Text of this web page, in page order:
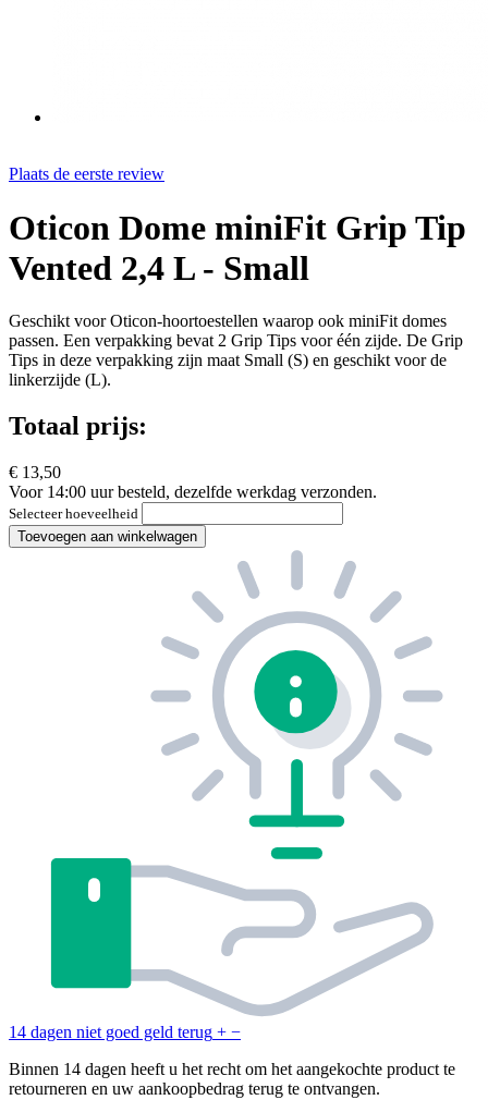
Plaats de eerste review
Oticon Dome miniFit Grip Tip
Vented 2,4 L - Small
Geschikt voor Oticon-hoortoestellen waarop ook miniFit domes
passen. Een verpakking bevat 2 Grip Tips voor één zijde. De Grip
Tips in deze verpakking zijn maat Small (S) en geschikt voor de
linkerzijde (L).
Totaal prijs:
€ 13,50
Voor 14:00 uur besteld, dezelfde werkdag verzonden.
Selecteer hoeveelheid
Toevoegen aan winkelwagen
14 dagen niet goed geld terug + −
Binnen 14 dagen heeft u het recht om het aangekochte product te
retourneren en uw aankoopbedrag terug te ontvangen.